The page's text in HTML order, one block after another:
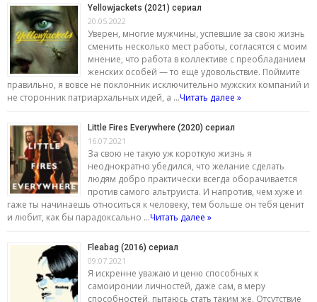
Yellowjackets (2021) сериал
20.05.2022
Уверен, многие мужчины, успевшие за свою жизнь
сменить несколько мест работы, согласятся с моим
мнение, что работа в коллективе с преобладанием
женских особей — то ещё удовольствие. Поймите
правильно, я вовсе не поклонник исключительно мужских компаний и
не сторонник патриархальных идей, а …Читать далее »
Little Fires Everywhere (2020) сериал
16.07.2021
За свою не такую уж короткую жизнь я
неоднократно убедился, что желание сделать
людям добро практически всегда оборачивается
против самого альтруиста. И напротив, чем хуже и
гаже ты начинаешь относиться к человеку, тем больше он тебя ценит
и любит, как бы парадоксально …Читать далее »
Fleabag (2016) сериал
09.07.2021
Я искренне уважаю и ценю способных к
самоиронии личностей, даже сам, в меру
способностей, пытаюсь стать таким же. Отсутствие